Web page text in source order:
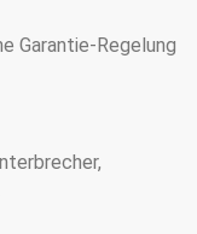
Garantie-Regelung